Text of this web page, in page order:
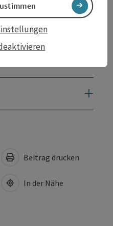
Beitrag drucken
In der Nähe